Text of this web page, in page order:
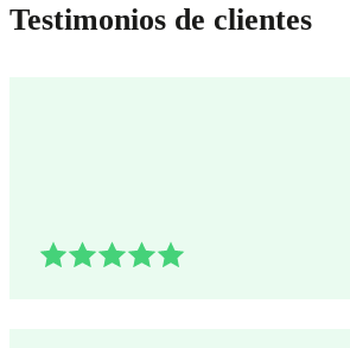
Testimonios de clientes